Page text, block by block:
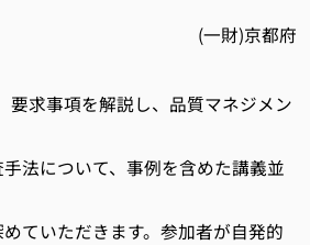
)京都府
要求事項を解説し、品質マネジメン
法について、事例を含めた講義並
ていただきます。参加者が自発的